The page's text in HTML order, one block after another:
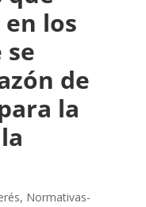
los
de
la
, Normativas-